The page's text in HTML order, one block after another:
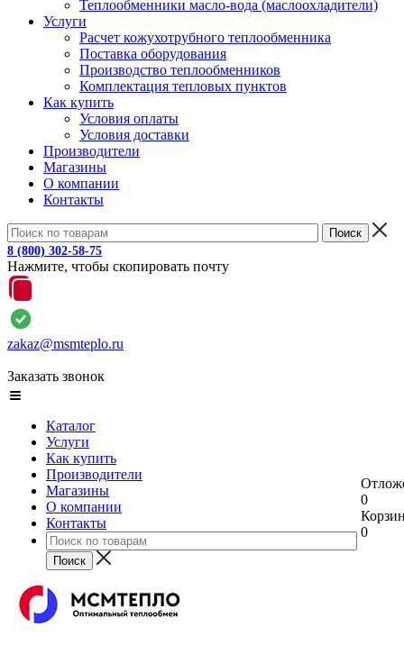
Теплообменники масло-вода (маслоохладители)
Услуги
Расчет кожухотрубного теплообменника
Поставка оборудования
Производство теплообменников
Комплектация тепловых пунктов
Как купить
Условия оплаты
Условия доставки
Производители
Магазины
О компании
Контакты
8 (800) 302-58-75
Нажмите, чтобы скопировать почту
zakaz@msmteplo.ru
Заказать звонок
Каталог
Услуги
Как купить
Производители
Магазины
О компании
Контакты
0
0